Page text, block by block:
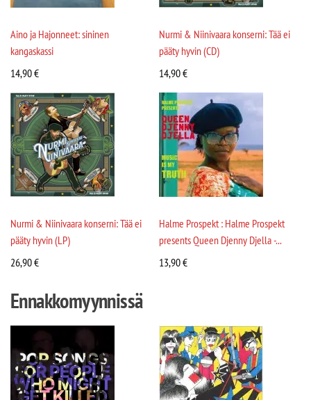
Aino ja Hajonneet: sininen
kangaskassi
14,90€
Nurmi & Niinivaara konserni: Tää ei
pääty hyvin (CD)
14,90€
Nurmi & Niinivaara konserni: Tää ei
pääty hyvin (LP)
26,90€
Halme Prospekt : Halme Prospekt
presents Queen Djenny Djella -...
13,90€
Ennakkomyynnissä